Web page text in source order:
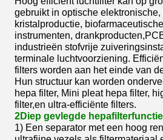
gebruikt in optische
kristalproductie,
instrumenten,
industrieën stofvrije
terminale luchtvoorziening.
filters worden aan het einde van
Hun structuur kan worden
hepa filter, Mini pleat hepa filter,
filter,en ultra-efficiënte filters.
2Diep gevlegde hepafilterfunctie
1) Een separator met een hoog